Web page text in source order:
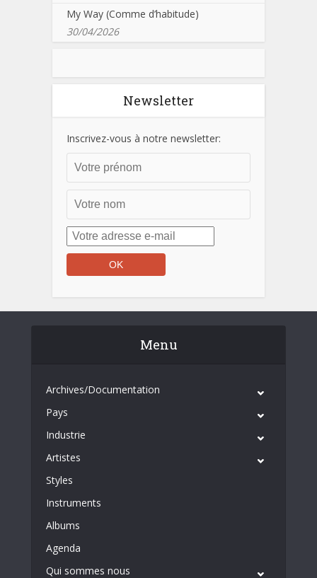
My Way (Comme d’habitude)
30/04/2026
Newsletter
Inscrivez-vous à notre newsletter:
Menu
Archives/Documentation
Pays
Industrie
Artistes
Styles
Instruments
Albums
Agenda
Qui sommes nous